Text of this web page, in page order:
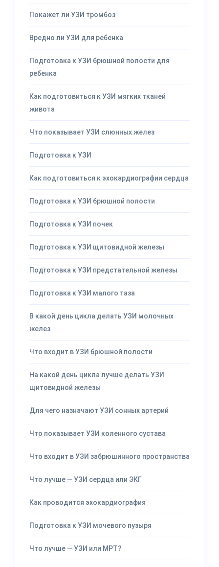
Покажет ли УЗИ тромбоз
Вредно ли УЗИ для ребенка
Подготовка к УЗИ брюшной полости для
ребенка
Как подготовиться к УЗИ мягких тканей
живота
Что показывает УЗИ слюнных желез
Подготовка к УЗИ
Как подготовиться к эхокардиографии сердца
Подготовка к УЗИ брюшной полости
Подготовка к УЗИ почек
Подготовка к УЗИ щитовидной железы
Подготовка к УЗИ предстательной железы
Подготовка к УЗИ малого таза
В какой день цикла делать УЗИ молочных
желез
Что входит в УЗИ брюшной полости
На какой день цикла лучше делать УЗИ
щитовидной железы
Для чего назначают УЗИ сонных артерий
Что показывает УЗИ коленного сустава
Что входит в УЗИ забрюшинного пространства
Что лучше — УЗИ сердца или ЭКГ
Как проводится эхокардиография
Подготовка к УЗИ мочевого пузыря
Что лучше — УЗИ или МРТ?